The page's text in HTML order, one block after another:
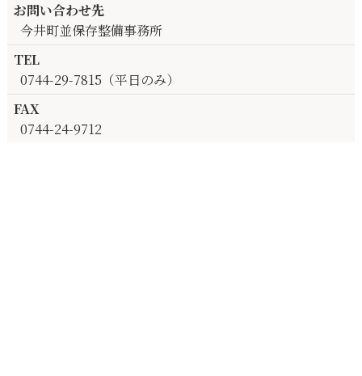
お問い合わせ先
今井町並保存整備事務所
TEL
0744-29-7815（平日のみ）
FAX
0744-24-9712